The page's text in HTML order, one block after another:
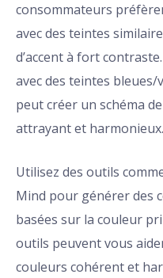
consommateurs
avec des teintes
d’accent à fort
avec des teintes
peut créer un schéma
attrayant et harmonieux.
Utilisez des outils
Mind pour générer des
basées sur la couleur
outils peuvent vous
couleurs cohérent et